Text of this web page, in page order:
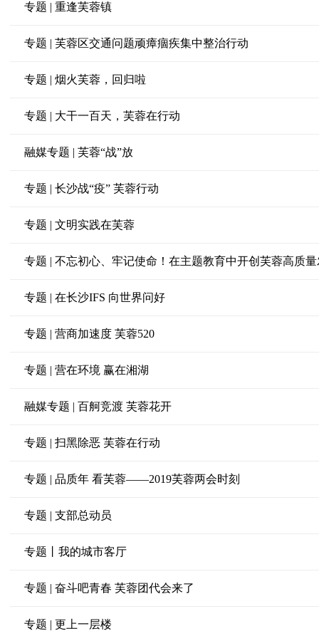
专题 | 重逢芙蓉镇
专题 | 芙蓉区交通问题顽瘴痼疾集中整治行动
专题 | 烟火芙蓉，回归啦
专题 | 大干一百天，芙蓉在行动
融媒专题 | 芙蓉“战”放
专题 | 长沙战“疫” 芙蓉行动
专题 | 文明实践在芙蓉
专题 | 不忘初心、牢记使命！在主题教育中开创芙蓉高质
专题 | 在长沙IFS 向世界问好
专题 | 营商加速度 芙蓉520
专题 | 营在环境 赢在湘湖
融媒专题 | 百舸竞渡 芙蓉花开
专题 | 扫黑除恶 芙蓉在行动
专题 | 品质年 看芙蓉——2019芙蓉两会时刻
专题 | 支部总动员
专题丨我的城市客厅
专题 | 奋斗吧青春 芙蓉团代会来了
专题 | 更上一层楼